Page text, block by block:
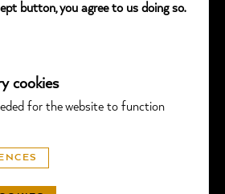
- SITE WEB PAR
button, you agree to us doing so.
cookies
for the website to function